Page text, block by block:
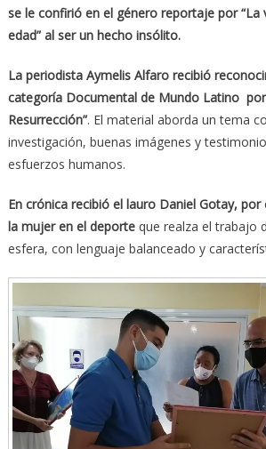
se le confirió en el género reportaje por “La
edad” al ser un hecho insólito.
La periodista Aymelis Alfaro recibió
categoría Documental de Mundo Latino por
Resurrección”. El material aborda un tema
investigación, buenas imágenes y
esfuerzos humanos.
En crónica recibió el lauro Daniel Gotay,
la mujer en el deporteque realza el trabajo
esfera, con lenguaje balanceado y